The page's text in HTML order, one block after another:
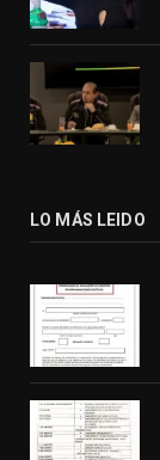
LO MÁS LEIDO